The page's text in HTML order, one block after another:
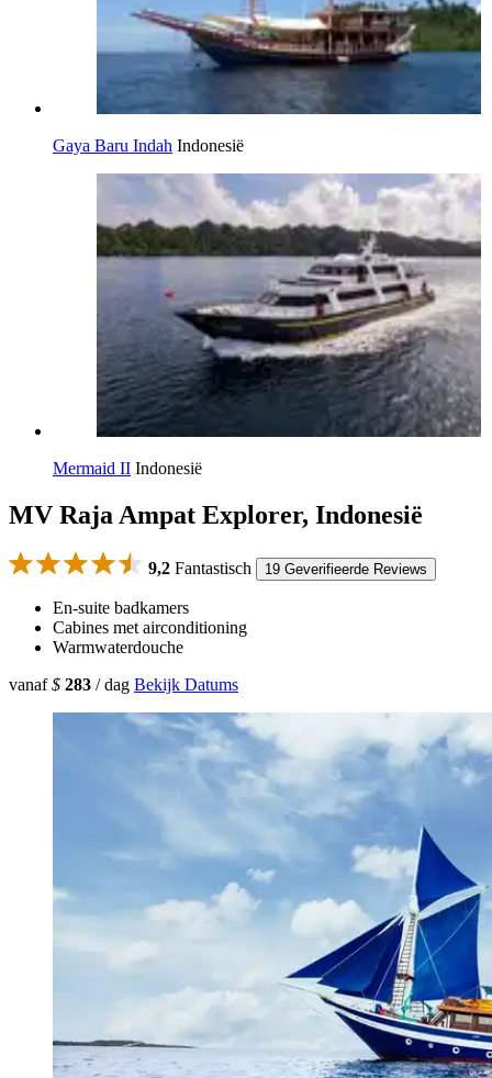
Gaya Baru Indah Indonesië
Mermaid II Indonesië
MV Raja Ampat Explorer, Indonesië
9,2 Fantastisch 19 Geverifieerde Reviews
En-suite badkamers
Cabines met airconditioning
Warmwaterdouche
vanaf$ 283 / dag Bekijk Datums